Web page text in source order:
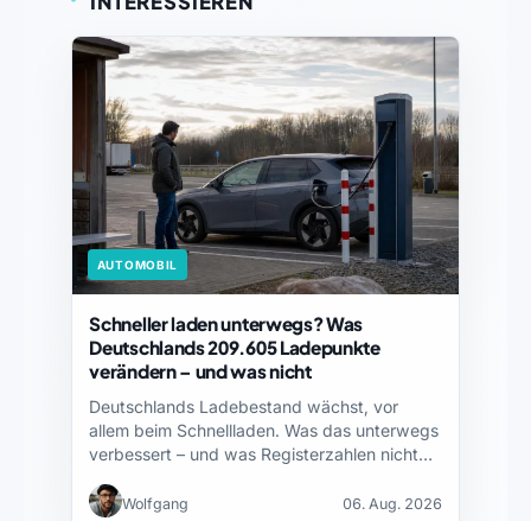
AUTOMOBIL
Schneller laden unterwegs? Was
Deutschlands 209.605 Ladepunkte
verändern – und was nicht
Deutschlands Ladebestand wächst, vor
allem beim Schnellladen. Was das unterwegs
verbessert – und was Registerzahlen nicht…
Wolfgang 06. Aug. 2026